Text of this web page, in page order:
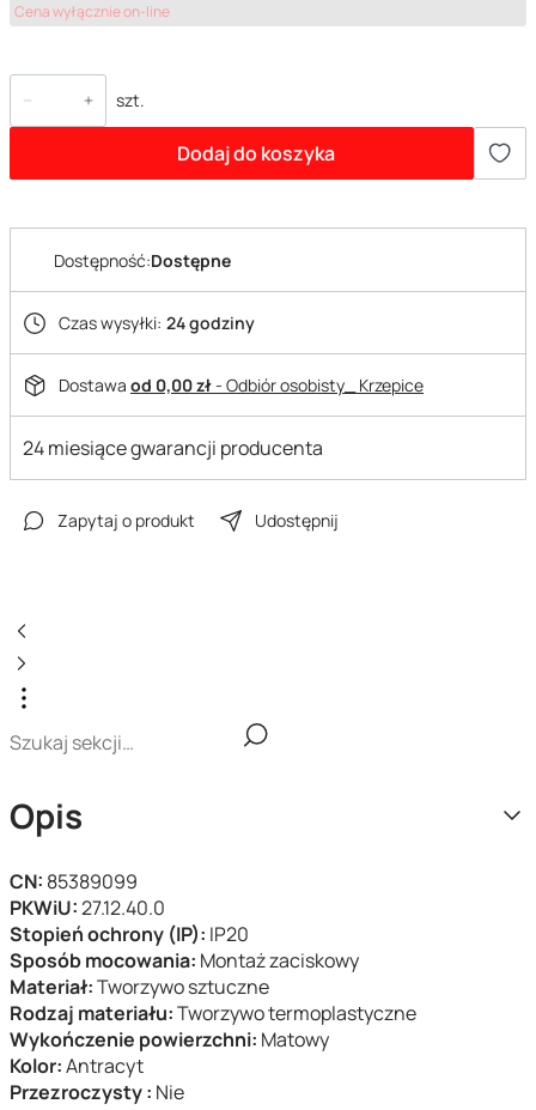
Cena wyłącznie on-line
szt.
Dodaj do koszyka
Dostępność:Dostępne
Czas wysyłki: 24 godziny
Dostawa od 0,00 zł- Odbiór osobisty_ Krzepice
24 miesiące gwarancji producenta
Zapytaj o produkt Udostępnij
Opis
CN: 85389099
PKWiU:27.12.40.0
Stopień ochrony (IP): IP20
Sposób mocowania: Montaż zaciskowy
Materiał:Tworzywo sztuczne
Rodzaj materiału:Tworzywo termoplastyczne
Wykończenie powierzchni: Matowy
Kolor:Antracyt
Przezroczysty : Nie